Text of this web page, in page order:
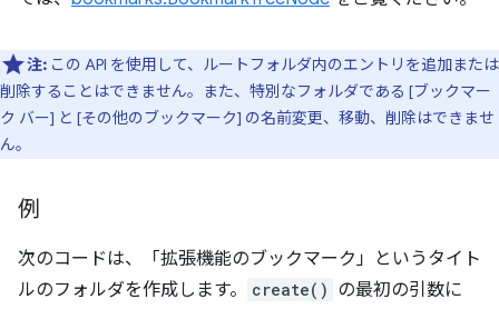
注: この API を使用して、ルートフォルダ内のエントリを追加または
削除することはできません。また、特別なフォルダである [ブックマー
ク バー] と [その他のブックマーク] の名前変更、移動、削除はできませ
ん。
例
次のコードは、「拡張機能のブックマーク」というタイト
ルのフォルダを作成します。
create() の最初の引数に